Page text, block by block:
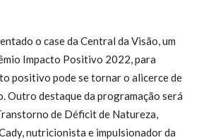
o case da Central da Visão, um
Impacto Positivo 2022, para
positivo pode se tornar o alicerce de
Outro destaque da programação será
de Déficit de Natureza,
nutricionista e impulsionador da